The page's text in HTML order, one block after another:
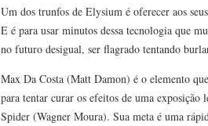
Um dos trunfos de Elysium é oferecer aos
E é para usar minutos dessa tecnologia que
no futuro desigual, ser flagrado tentando
Max Da Costa (Matt Damon) é o elemento
para tentar curar os efeitos de uma
Spider (Wagner Moura). Sua meta é uma